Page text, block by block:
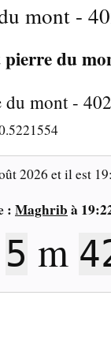
mont -
du
du mont -
2026 et il est
:Maghrib à
5 m